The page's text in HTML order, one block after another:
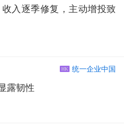
入逐季修复，主动增投致
HK 统一企业中国
露韧性